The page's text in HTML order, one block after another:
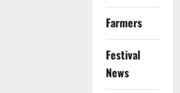
Farmers
Festival
News